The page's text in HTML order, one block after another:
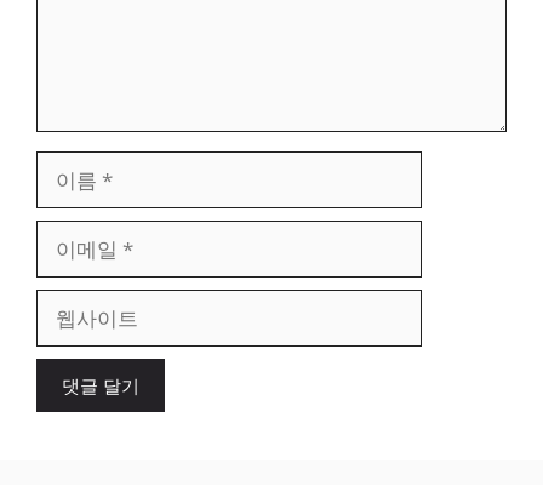
일
이